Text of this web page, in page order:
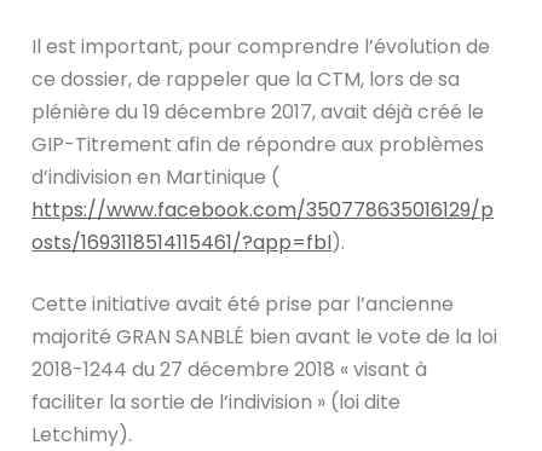
Il est important, pour comprendre l’évolution de
ce dossier, de rappeler que la CTM, lors de sa
plénière du 19 décembre 2017, avait déjà créé le
GIP-Titrement afin de répondre aux problèmes
d’indivision en Martinique (
https://www.facebook.com/350778635016129/p
osts/1693118514115461/?app=fbl).
Cette initiative avait été prise par l’ancienne
majorité GRAN SANBLÉ bien avant le vote de la loi
2018-1244 du 27 décembre 2018 « visant à
faciliter la sortie de l’indivision » (loi dite
Letchimy).